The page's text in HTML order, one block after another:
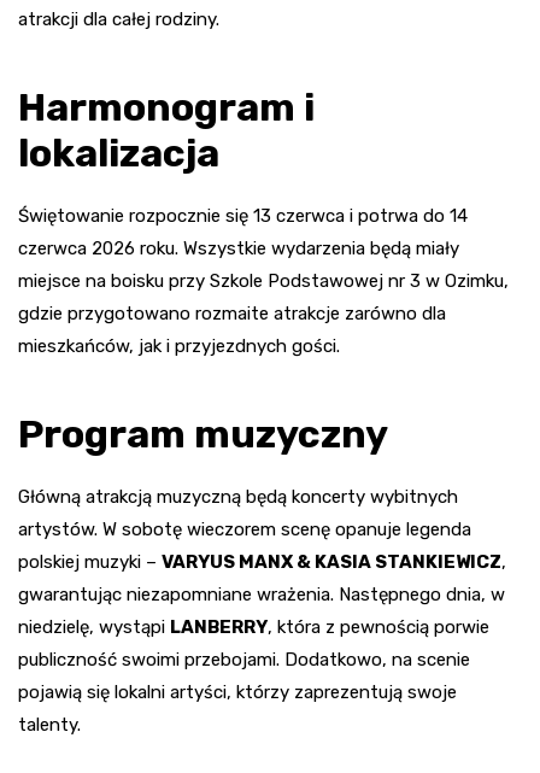
atrakcji dla całej rodziny.
Harmonogram i
lokalizacja
Świętowanie rozpocznie się 13 czerwca i potrwa do 14
czerwca 2026 roku. Wszystkie wydarzenia będą miały
miejsce na boisku przy Szkole Podstawowej nr 3 w Ozimku,
gdzie przygotowano rozmaite atrakcje zarówno dla
mieszkańców, jak i przyjezdnych gości.
Program muzyczny
Główną atrakcją muzyczną będą koncerty wybitnych
artystów. W sobotę wieczorem scenę opanuje legenda
polskiej muzyki – VARYUS MANX & KASIA STANKIEWICZ,
gwarantując niezapomniane wrażenia. Następnego dnia, w
niedzielę, wystąpi LANBERRY, która z pewnością porwie
publiczność swoimi przebojami. Dodatkowo, na scenie
pojawią się lokalni artyści, którzy zaprezentują swoje
talenty.